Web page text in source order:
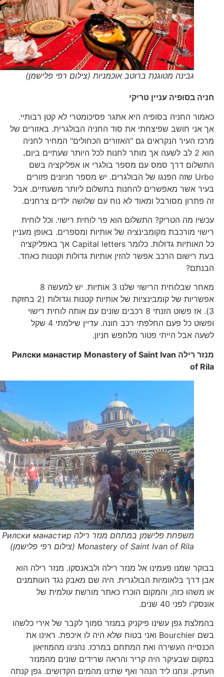
גבינה מטוגנת ברוטב אוכמניות (צילום רפי פלישמן)
חניה בסופיה עניין טריקי
כאמור החניה בסופיה היא אתגר פסיכומטרי לא קטן רבותיי.
אך אני חושב שפיצחתי את סוד החניה הבולגרית. באזורים של
מרכז העיר הנקראים גם "האזורים הכחולים" המחיר לחניה
הוא 2 לב לשעה אך מותר לחנות לכל היותר שעתיים ביום
.
התשלום דרך סמס עם מספר בולגרי או אפליקציה בשם
Urbo שזה הפנגו של הבולגרים. יש מספר חניונים פזורים
בעיר אשר מאפשרים להחנות בתשלום ליותר משעתיים. אבל
זה פתרון מסורבל ומאוד לא נוח עם שלושה ילדים צרחנים.
עכשיו מה הטריק? התשלום הוא פר לוחית רישוי. וכל לוחית
רישוי מורכבת מקומבינציה של אותיות ומספרים. באופן מעניין
כל האותיות גדולות. כלומר Capital letters אך באפליקציה
בעת רישום הרכב אפשר להזין אותיות גדולות וקטנות כאחד.
הבנתם?
מאחר שבלוחית הרישוי שלנו 3 אותיות. יש למעשה 8
אפשריות של קומבינציות של אותיות קטנות וגדולות (2 בחזקת
3). אז פשוט הזנתי 8 רכבים שונים עם אותה לוחית רישוי
ופשוט כל פעם החלפתי רכב חונה. עדיין שילמתי 4 שקל
לשעה אבל הייתי פטור מלחפש חניון.
מנזר רילה
Рилски манастир Monastery of Saint Ivan
of Rila
משפחת פלישמן במתחם מנזר רילה Рилски манастир
Monastery of Saint Ivan of Rila (צילום רפי פלישמן)
בבוקר שמנו פעמינו אל מנזר רילה ולבאנסקו. מנזר רילה הוא
אבן דרך בלאומיות הבולגרית. היה שם מאבק נגד העותמנים
או משהו כזה, והמקום הוכרז כאתר מורשת עולמית של
אונסק"ו לפני 40 שנים.
בהמלצת גפן עשינו פיקניק במנזר סמוך לקבר של אירי כלשהו
בשם Bourchier ואני בטוח שלא היה לו איכפת. ראינו את
הכנסייה העשירה ואת המתחם במרכז. נהנינו מהמוזיאון
במקום שבעיקר היה קריר והראה שרידים שונים מהמנזר
העתיק. ונחנו ליד הנהר ואף שתינו מהמים הקדושים. גפן קנתה